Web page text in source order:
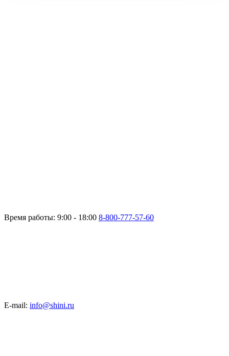
Время работы: 9:00 - 18:00 8-800-777-57-60
E-mail: info@shini.ru